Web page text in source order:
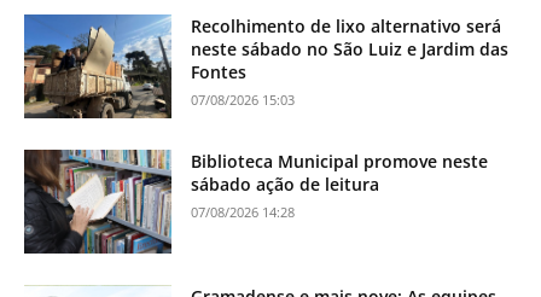
Recolhimento de lixo alternativo será
neste sábado no São Luiz e Jardim das
Fontes
07/08/2026 15:03
Biblioteca Municipal promove neste
sábado ação de leitura
07/08/2026 14:28